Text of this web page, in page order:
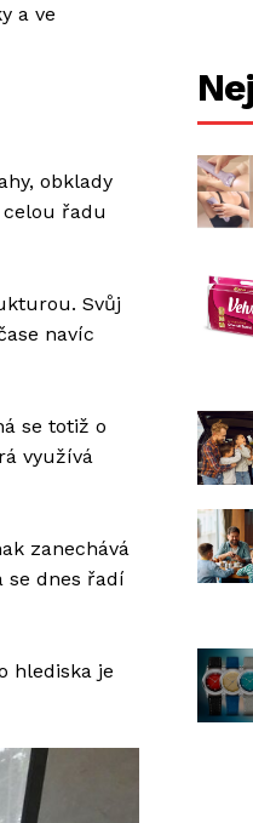
a ve
obklady
celou řadu
Svůj
navíc
se totiž o
využívá
zanechává
se dnes řadí
hlediska je